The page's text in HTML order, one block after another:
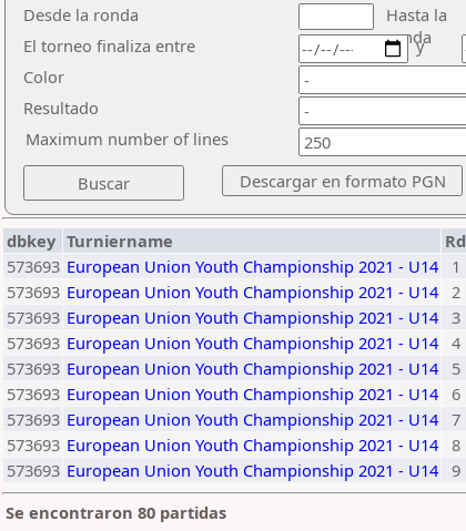
Desde la ronda
Hasta la
ronda
El torneo finaliza entre
Color
Resultado
y
Maximum number of lines
dbkey Turniername Rd
573693 European Union Youth Championship 2021 - U14 1
573693 European Union Youth Championship 2021 - U14 2
573693 European Union Youth Championship 2021 - U14 3
573693 European Union Youth Championship 2021 - U14 4
573693 European Union Youth Championship 2021 - U14 5
573693 European Union Youth Championship 2021 - U14 6
573693 European Union Youth Championship 2021 - U14 7
573693 European Union Youth Championship 2021 - U14 8
573693 European Union Youth Championship 2021 - U14 9
Se encontraron 80 partidas